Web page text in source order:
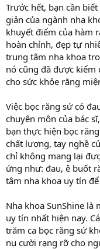
Trước hết, bạn cần
giản của ngành nha
khuyết điểm của hàm
hoàn chỉnh, đẹp tự
trung tâm nha khoa
nó cũng đã được kiểm
cho sức khỏe răng
Việc bọc răng sứ có
chuyên môn của bác
bạn thực hiện bọc
chất lượng, tay nghề
chỉ không mang lại
ứng như: đau, ê buốt
tâm nha khoa uy tín
Nha khoa SunShine
uy tín nhất hiện nay.
trăm ca bọc răng sứ
nụ cười rạng rỡ cho